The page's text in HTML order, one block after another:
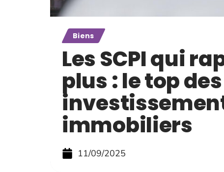
Biens
Les SCPI qui
plus : le top des
immobiliers
11/09/2025